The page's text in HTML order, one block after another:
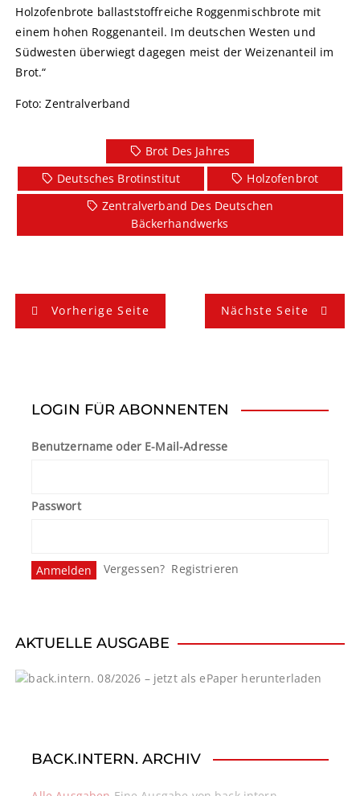
Holzofenbrote ballaststoffreiche Roggenmischbrote mit
einem hohen Roggenanteil. Im deutschen Westen und
Südwesten überwiegt dagegen meist der Weizenanteil im
Brot.“
Foto: Zentralverband
Brot Des Jahres
Deutsches Brotinstitut
Holzofenbrot
Zentralverband Des Deutschen
Bäckerhandwerks
B
e
i
g
Vorherige Seite Nächste Seite
LOGIN FÜR ABONNENTEN
Benutzername oder E-Mail-Adresse
Passwort
Vergessen? Registrieren
AKTUELLE AUSGABE
BACK.INTERN. ARCHIV